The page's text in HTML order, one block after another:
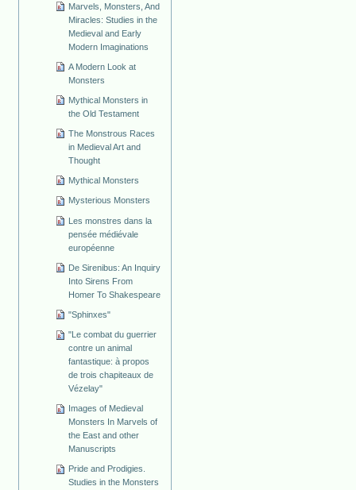
Marvels, Monsters, And
Miracles: Studies in the
Medieval and Early
Modern Imaginations
A Modern Look at
Monsters
Mythical Monsters in
the Old Testament
The Monstrous Races
in Medieval Art and
Thought
Mythical Monsters
Mysterious Monsters
Les monstres dans la
pensée médiévale
européenne
De Sirenibus: An Inquiry
Into Sirens From
Homer To Shakespeare
"Sphinxes"
"Le combat du guerrier
contre un animal
fantastique: à propos
de trois chapiteaux de
Vézelay"
Images of Medieval
Monsters In Marvels of
the East and other
Manuscripts
Pride and Prodigies.
Studies in the Monsters